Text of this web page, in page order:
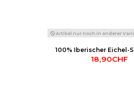
Artikel nur noch in anderer
100% Iberischer Eichel-
18,90CHF